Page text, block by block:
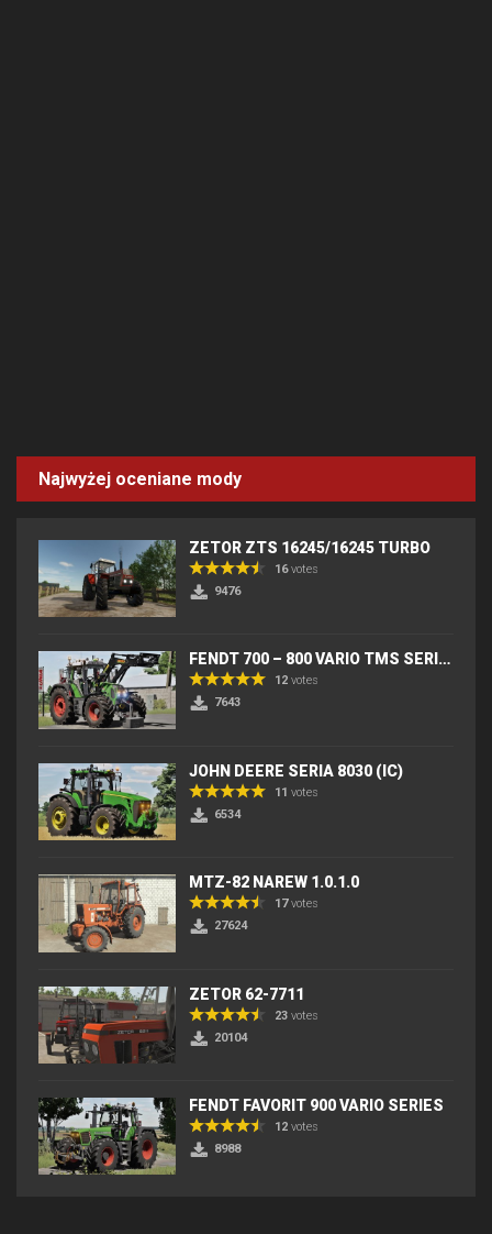
Najwyżej oceniane mody
ZETOR ZTS 16245/16245 TURBO
16votes
9476
FENDT 700 – 800 VARIO TMS SERIES (IC) V2
12 votes
7643
JOHN DEERE SERIA 8030 (IC)
11 votes
6534
MTZ-82 NAREW 1.0.1.0
17votes
27624
ZETOR 62-7711
23 votes
20104
FENDT FAVORIT 900 VARIO SERIES
12 votes
8988